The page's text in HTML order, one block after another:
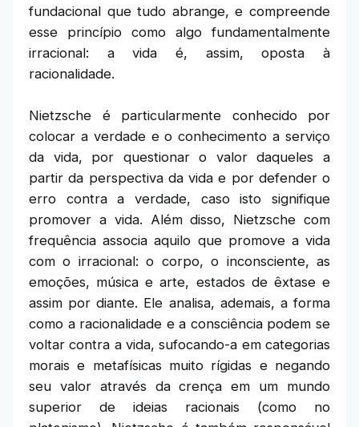
fundacional que tudo abrange, e compreende
esse princípio como algo fundamentalmente
irracional: a vida é, assim, oposta à
racionalidade.
Nietzsche é particularmente conhecido por
colocar a verdade e o conhecimento a serviço
da vida, por questionar o valor daqueles a
partir da perspectiva da vida e por defender o
erro contra a verdade, caso isto signifique
promover a vida. Além disso, Nietzsche com
frequência associa aquilo que promove a vida
com o irracional: o corpo, o inconsciente, as
emoções, música e arte, estados de êxtase e
assim por diante. Ele analisa, ademais, a forma
como a racionalidade e a consciência podem se
voltar contra a vida, sufocando-a em categorias
morais e metafísicas muito rígidas e negando
seu valor através da crença em um mundo
superior de ideias racionais (como no